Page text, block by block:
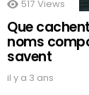
517 Views
Que
noms
savent
il y a 3 ans